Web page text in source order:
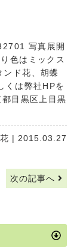
写真展開
色はミックス
ド花、胡蝶
くは弊社HPを
都目黒区上目黒
| 2015.03.27
次の記事へ